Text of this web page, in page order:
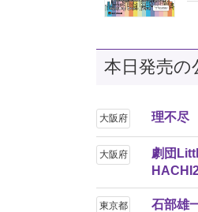
本日発売の
大阪府 理不尽
大阪府
劇団
東京都 石部雄